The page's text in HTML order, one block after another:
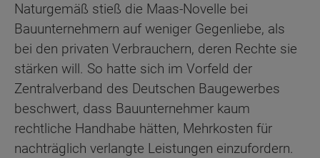
Naturgemäß stieß die Maas-Novelle bei
Bauunternehmern auf weniger Gegenliebe, als
bei den privaten Verbrauchern, deren Rechte sie
stärken will. So hatte sich im Vorfeld der
Zentralverband des Deutschen Baugewerbes
beschwert, dass Bauunternehmer kaum
rechtliche Handhabe hätten, Mehrkosten für
nachträglich verlangte Leistungen einzufordern.